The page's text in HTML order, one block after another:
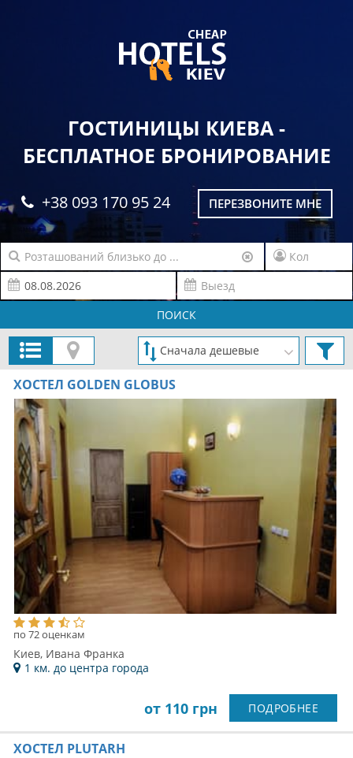
ГОСТИНИЦЫ КИЕВА -
БЕСПЛАТНОЕ БРОНИРОВАНИЕ
+38 093 170 95 24 ПЕРЕЗВОНИТЕ МНЕ
ПОИСК
ХОСТЕЛ GOLDEN GLOBUS
по 72 оценкам
Киев, Ивана Франка
1 км. до центра города
от 110 грн ПОДРОБНЕЕ
ХОСТЕЛ PLUTARH